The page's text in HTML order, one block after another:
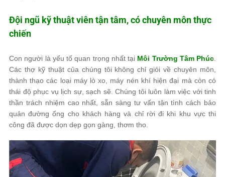
Đội ngũ kỹ thuật viên tận tâm, có chuyên môn thực
chiến
Con người là yếu tố quan trọng nhất tại Môi Trường Tâm Phúc
Các thợ kỹ thuật của chúng tôi không chỉ giỏi về chuyên môn,
thành thạo các loại máy lò xo, máy nén khí hiện đại mà còn có
thái độ phục vụ lịch sự, sạch sẽ. Chúng tôi luôn làm việc với tinh
thần trách nhiệm cao nhất, sẵn sàng tư vấn tận tình cách bảo
quản đường ống cho khách hàng và chỉ rời đi khi khu vực thi
công đã được dọn dẹp gọn gàng, thơm tho.